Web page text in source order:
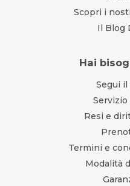
Scopri i
Il Blog
Hai
Segui
Resi e
Termini e
Modalità